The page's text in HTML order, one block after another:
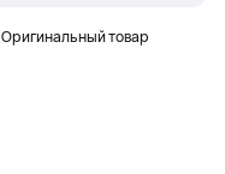
Оригинальный товар